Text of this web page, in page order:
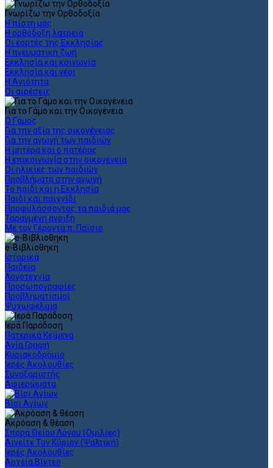
Γνωρίζω την Ορθοδοξία
Η πίστη μας
Η ορθόδοξη λατρεία
Οι εορτές της Εκκλησίας
Η πνευματική ζωή
Εκκλησία και κοινωνία
Εκκλησία και νέοι
Η Αγιότητα
Οι αιρέσεις
Για το Γάμο και την Οικογένεια
Ο Γάμος
Για την αξία της οικογένειας
Για την αγωγή των παιδιών
Η μητέρα και ο πατέρας
Η επικοινωνία στην οικογένεια
Οι ηλικίες των παιδιών
Προβλήματα στην αγωγή
Το παιδί και η Εκκλησία
Παιδί και παιχνίδι
Προφυλάσσοντας τα παιδιά μας
Ταραγμένη άνοιξη
Με τον Γέροντα π. Παϊσιο
e-Βιβλιοθηκη
Ιστορικά
Παιδεία
Λογοτεχνία
Προσωπογραφίες
Προβληματισμοί
Ψυχωφέλιμα
Ιερά Παράδοση
Πατερικά Κείμενα
Αγία Γραφή
Κυριακοδρόμιο
Ιερές Ακολουθίες
Συναξαριστής
Αφιερώματα
Βίοι Αγίων
Ακρόαση & θέαση
Σπορά Θείου Λόγου (Ομιλίες)
Αινείτε Τον Κύριον (Ψαλτική)
Ιερές Ακολουθίες
Αρχεία Βίντεο